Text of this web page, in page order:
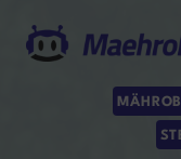
Inhalt